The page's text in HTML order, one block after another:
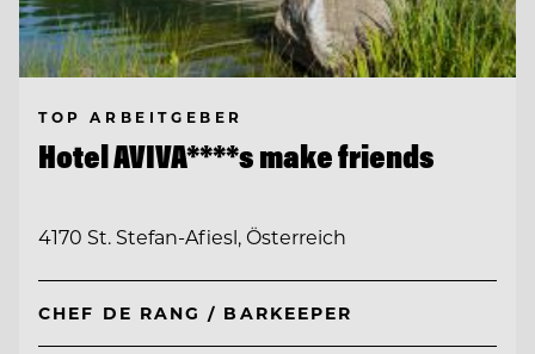
TOP ARBEITGEBER
Hotel AVIVA****s make friends
4170 St. Stefan-Afiesl, Österreich
CHEF DE RANG / BARKEEPER